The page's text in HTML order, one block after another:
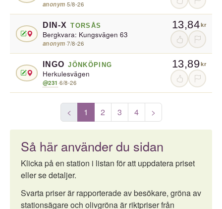
anonym·5/8-26
DIN-X TORSÅS
Bergkvara: Kungsvägen 63
anonym·7/8-26
13,84kr
INGO JÖNKÖPING
Herkulesvägen
@231·6/8-26
13,89kr
< 1 2 3 4 >
Så här använder du sidan
Klicka på en station i listan för att uppdatera priset
eller se detaljer.
Svarta priser är rapporterade av besökare, gröna av
stationsägare och olivgröna är riktpriser från